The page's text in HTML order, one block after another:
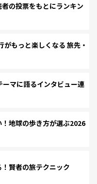
の投票をもとにランキン
もっと楽しくなる 旅先・
マに語るインタビュー連
地球の歩き方が選ぶ2026
賢者の旅テクニック